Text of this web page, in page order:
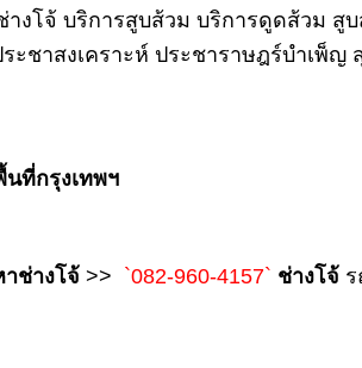
โจ้ บริการสูบส้วม บริการดูดส้วม สู
ะชาสงเคราะห์ ประชาราษฎร์บำเพ็
ที่กรุงเทพฯ
ช่างโจ้ >> `082-960-4157` ช่างโจ้